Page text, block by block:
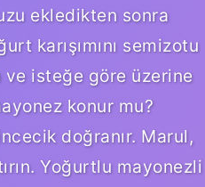
ekledikten sonra
karışımını semizotu
ve isteğe göre üzerine
konur mu?
doğranır. Marul,
Yoğurtlu mayonezli